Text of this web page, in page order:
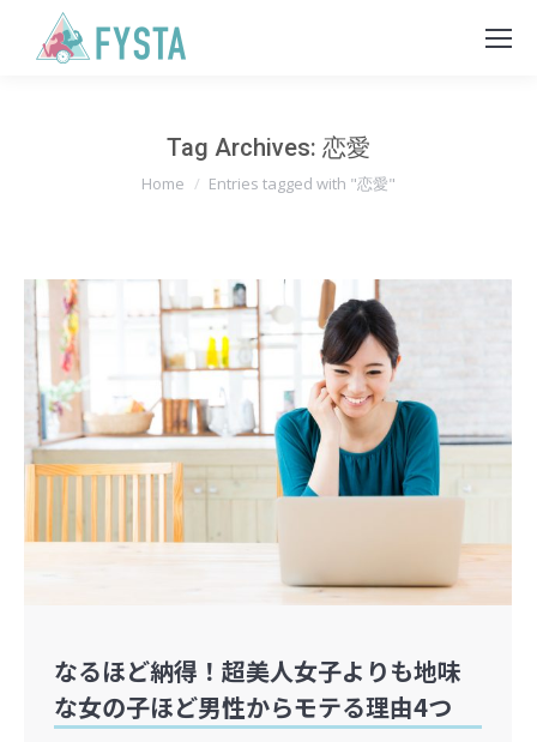
Tag Archives: 恋愛
You are here:
Home Entries tagged with "恋愛"
なるほど納得！超美人女子よりも地味
な女の子ほど男性からモテる理由4つ